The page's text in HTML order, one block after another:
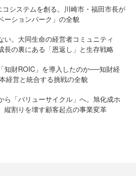
コシステムを創る。川崎市・福田市長が
ーションパーク」の全貌
い。大同生命の経営者コミュニティ
長の裏にある「恩返し」と生存戦略
知財ROIC」を導入したのか──知財経
経営と統合する挑戦の全貌
ら「バリューサイクル」へ。旭化成ホ
縦割りを壊す顧客起点の事業変革